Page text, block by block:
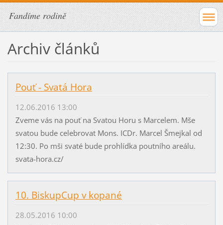
Fandíme rodině
Archiv článků
Pouť - Svatá Hora
12.06.2016 13:00
Zveme vás na pouť na Svatou Horu s Marcelem. Mše
svatou bude celebrovat Mons. ICDr. Marcel Šmejkal od
12:30. Po mši svaté bude prohlídka poutního areálu.
svata-hora.cz/
10. BiskupCup v kopané
28.05.2016 10:00